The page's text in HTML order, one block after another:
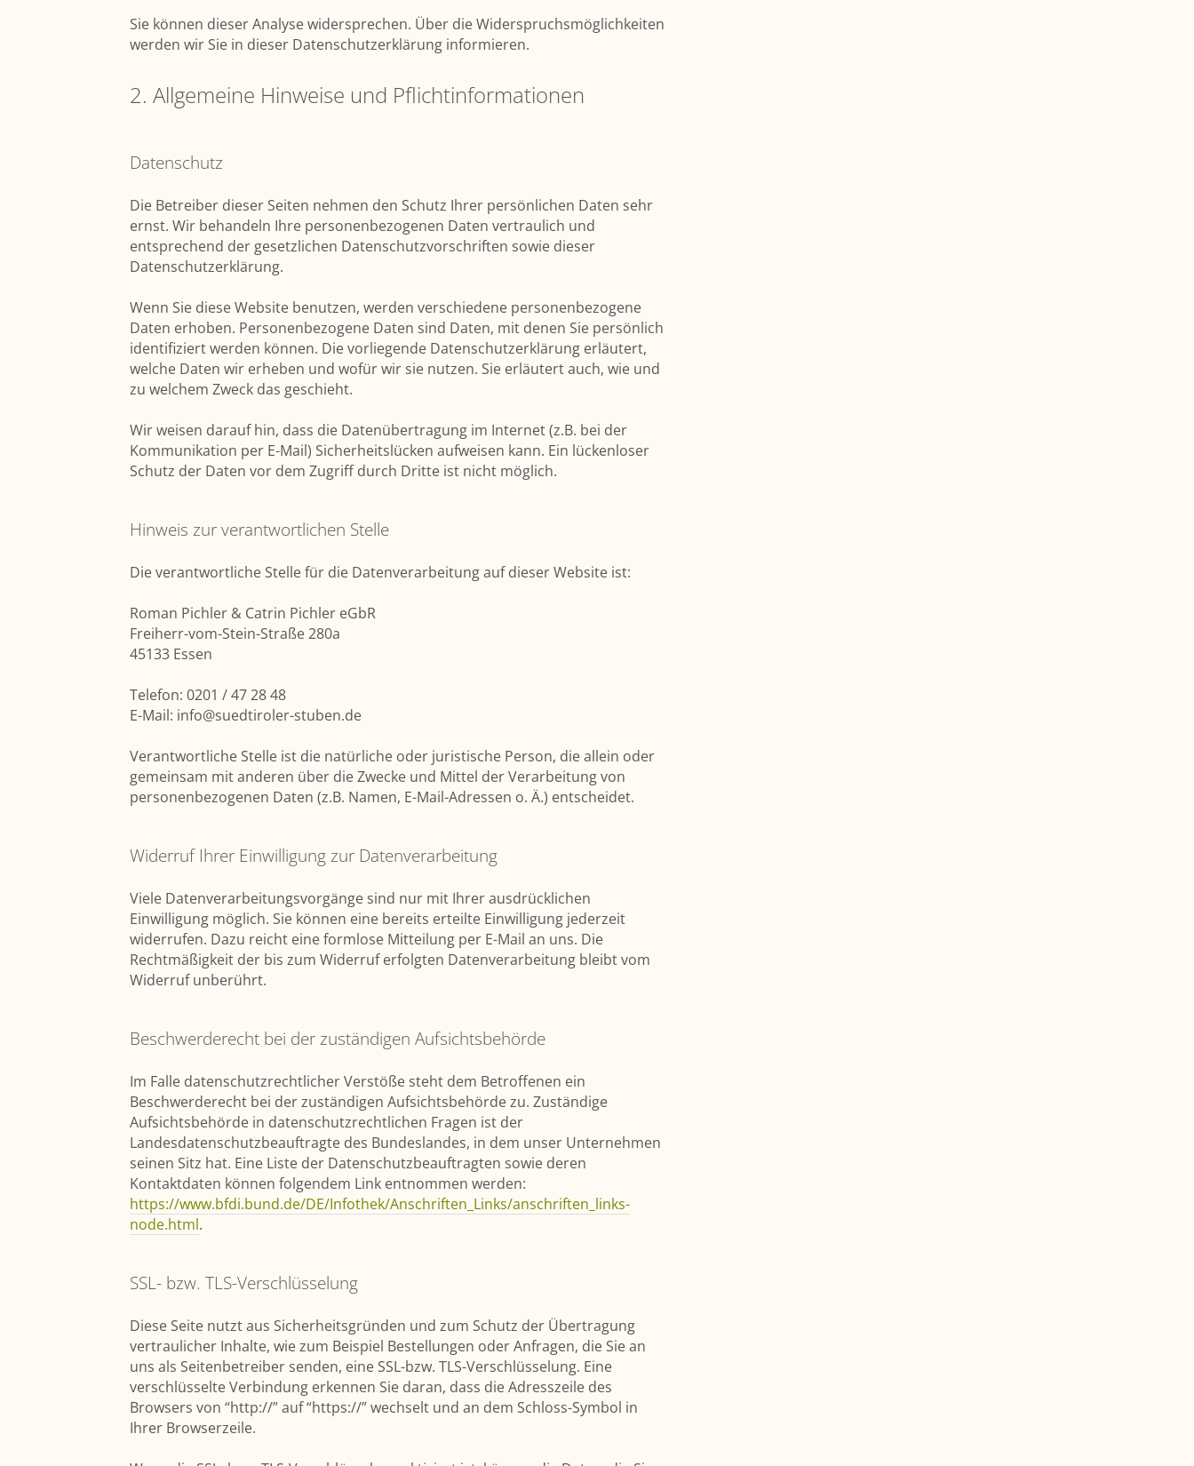
Sie können dieser Analyse widersprechen. Über die Widerspruchsmöglichkeiten
werden wir Sie in dieser Datenschutzerklärung informieren.
2. Allgemeine Hinweise und Pflichtinformationen
Datenschutz
Die Betreiber dieser Seiten nehmen den Schutz Ihrer persönlichen Daten sehr
ernst. Wir behandeln Ihre personenbezogenen Daten vertraulich und
entsprechend der gesetzlichen Datenschutzvorschriften sowie dieser
Datenschutzerklärung.
Wenn Sie diese Website benutzen, werden verschiedene personenbezogene
Daten erhoben. Personenbezogene Daten sind Daten, mit denen Sie persönlich
identifiziert werden können. Die vorliegende Datenschutzerklärung erläutert,
welche Daten wir erheben und wofür wir sie nutzen. Sie erläutert auch, wie und
zu welchem Zweck das geschieht.
Wir weisen darauf hin, dass die Datenübertragung im Internet (z.B. bei der
Kommunikation per E-Mail) Sicherheitslücken aufweisen kann. Ein lückenloser
Schutz der Daten vor dem Zugriff durch Dritte ist nicht möglich.
Hinweis zur verantwortlichen Stelle
Die verantwortliche Stelle für die Datenverarbeitung auf dieser Website ist:
Roman Pichler & Catrin Pichler eGbR
Freiherr-vom-Stein-Straße 280a
45133 Essen
Telefon: 0201 / 47 28 48
E-Mail: info@suedtiroler-stuben.de
Verantwortliche Stelle ist die natürliche oder juristische Person, die allein oder
gemeinsam mit anderen über die Zwecke und Mittel der Verarbeitung von
personenbezogenen Daten (z.B. Namen, E-Mail-Adressen o. Ä.) entscheidet.
Widerruf Ihrer Einwilligung zur Datenverarbeitung
Viele Datenverarbeitungsvorgänge sind nur mit Ihrer ausdrücklichen
Einwilligung möglich. Sie können eine bereits erteilte Einwilligung jederzeit
widerrufen. Dazu reicht eine formlose Mitteilung per E-Mail an uns. Die
Rechtmäßigkeit der bis zum Widerruf erfolgten Datenverarbeitung bleibt vom
Widerruf unberührt.
Beschwerderecht bei der zuständigen Aufsichtsbehörde
Im Falle datenschutzrechtlicher Verstöße steht dem Betroffenen ein
Beschwerderecht bei der zuständigen Aufsichtsbehörde zu. Zuständige
Aufsichtsbehörde in datenschutzrechtlichen Fragen ist der
Landesdatenschutzbeauftragte des Bundeslandes, in dem unser Unternehmen
seinen Sitz hat. Eine Liste der Datenschutzbeauftragten sowie deren
Kontaktdaten können folgendem Link entnommen werden:
https://www.bfdi.bund.de/DE/Infothek/Anschriften_Links/anschriften_links-
node.html.
SSL- bzw. TLS-Verschlüsselung
Diese Seite nutzt aus Sicherheitsgründen und zum Schutz der Übertragung
vertraulicher Inhalte, wie zum Beispiel Bestellungen oder Anfragen, die Sie an
uns als Seitenbetreiber senden, eine SSL-bzw. TLS-Verschlüsselung. Eine
verschlüsselte Verbindung erkennen Sie daran, dass die Adresszeile des
Browsers von “http://” auf “https://” wechselt und an dem Schloss-Symbol in
Ihrer Browserzeile.